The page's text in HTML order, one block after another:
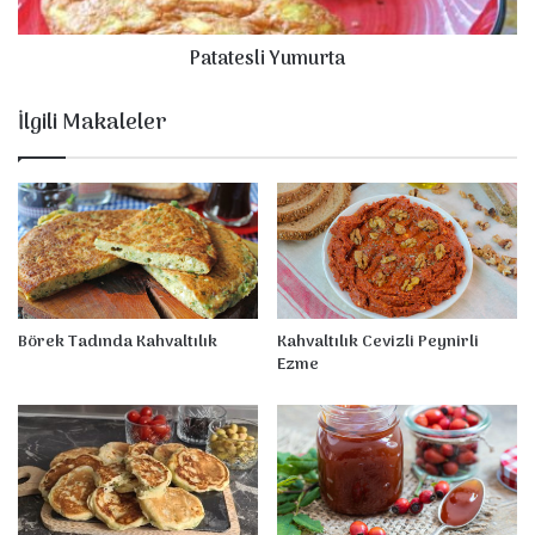
l
i
m
u
r
t
a
Patatesli Yumurta
İlgili Makaleler
Börek Tadında Kahvaltılık
Kahvaltılık Cevizli Peynirli
Ezme